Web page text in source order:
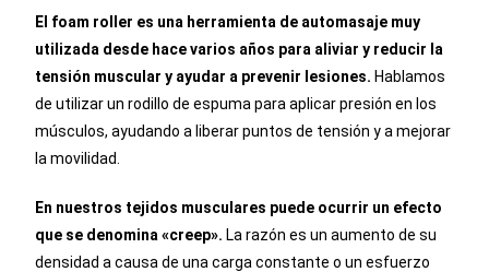
El foam roller es una herramienta de automasaje muy
utilizada desde hace varios años para aliviar y reducir la
tensión muscular y ayudar a prevenir lesiones. Hablamos
de utilizar un rodillo de espuma para aplicar presión en los
músculos, ayudando a liberar puntos de tensión y a mejorar
la movilidad.
En nuestros tejidos musculares puede ocurrir un efecto
que se denomina «creep». La razón es un aumento de su
densidad a causa de una carga constante o un esfuerzo